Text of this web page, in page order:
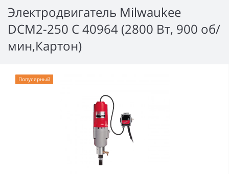
Электродвигатель Milwaukee
DCM2-250 C 40964 (2800 Вт, 900 об/
мин,Картон)
Популярный